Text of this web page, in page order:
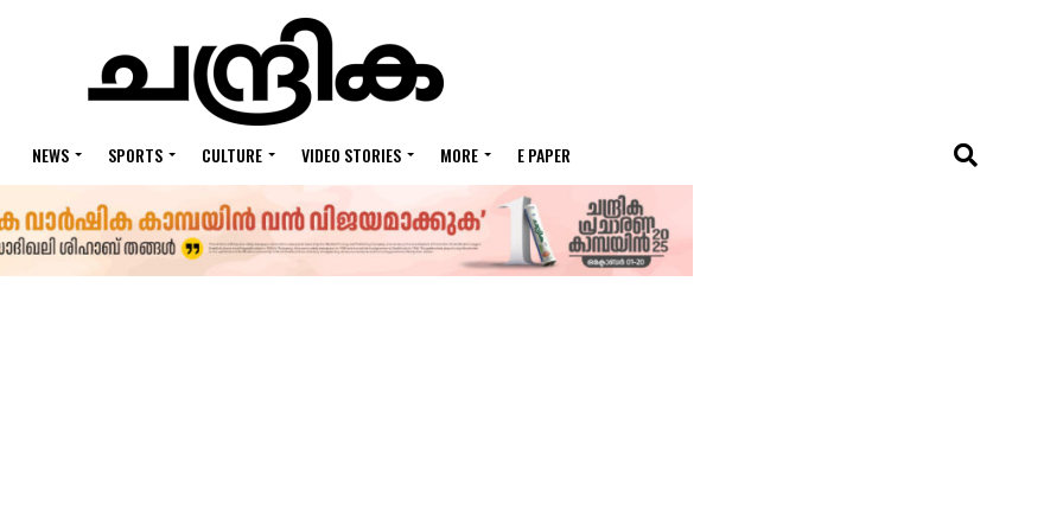
NEWS SPORTS CULTURE VIDEO STORIES MORE E PAPER